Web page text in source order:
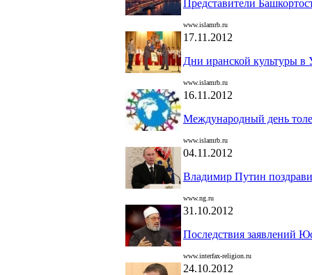
Представители
www.islamrb.ru
17.11.2012
Дни иранской культуры в
www.islamrb.ru
16.11.2012
Международный день
www.islamrb.ru
04.11.2012
Владимир Путин
www.ng.ru
31.10.2012
Последствия заявлений
www.interfax-religion.ru
24.10.2012